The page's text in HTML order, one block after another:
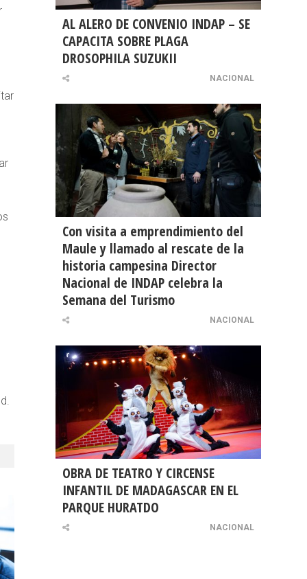
AL ALERO DE CONVENIO INDAP – SE
CAPACITA SOBRE PLAGA
DROSOPHILA SUZUKII
NACIONAL
Con visita a emprendimiento del
Maule y llamado al rescate de la
historia campesina Director
Nacional de INDAP celebra la
Semana del Turismo
NACIONAL
OBRA DE TEATRO Y CIRCENSE
INFANTIL DE MADAGASCAR EN EL
PARQUE HURATDO
NACIONAL